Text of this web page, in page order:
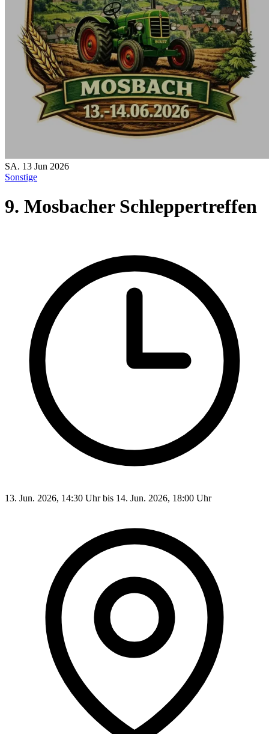
SA. 13 Jun 2026
Sonstige
9. Mosbacher Schleppertreffen
13. Jun. 2026, 14:30 Uhr bis 14. Jun. 2026, 18:00 Uhr